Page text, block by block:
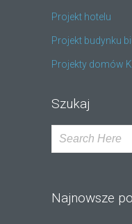
Projekt hotelu
Projekt budynku
Projekty domów
Szukaj
Najnowsze